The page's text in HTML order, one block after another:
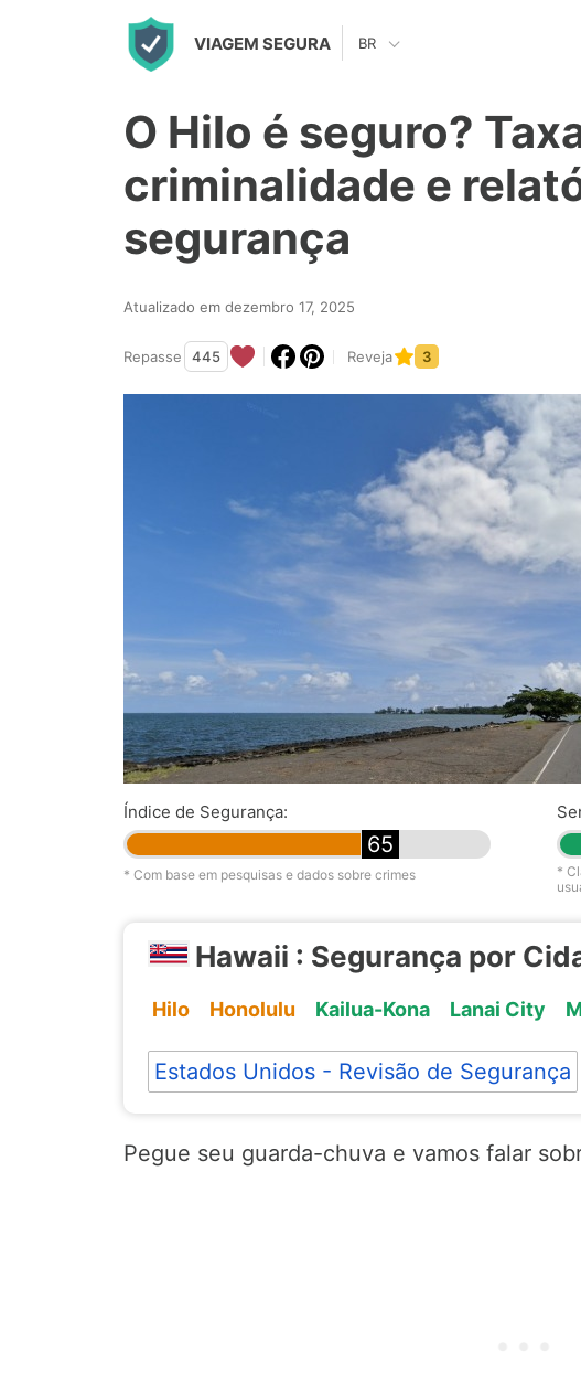
VIAGEM SEGURA BR
O Hilo é seguro?
criminalidade e
segurança
Atualizado em dezembro 17, 2025
Repasse 445 Reveja 3
Índice de Segurança:
65
* Com base em pesquisas e dados sobre crimes *
Hawaii : Segurança por
Hilo Honolulu Kailua-Kona Lanai City
Estados Unidos - Revisão de Segurança
Pegue seu guarda-chuva e vamos falar